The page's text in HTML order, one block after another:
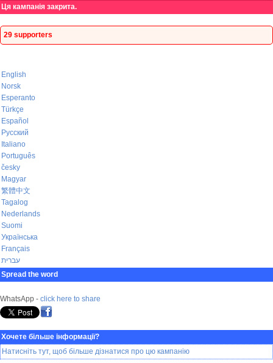
Ця кампанія закрита.
29 supporters
English
Norsk
Esperanto
Türkçe
Español
Русский
Italiano
Português
česky
Magyar
繁體中文
Tagalog
Nederlands
Suomi
Українська
Français
עברית
Spread the word
WhatsApp - click here to share
Хочете більше інформації?
Натисніть тут, щоб більше дізнатися про цю кампанію